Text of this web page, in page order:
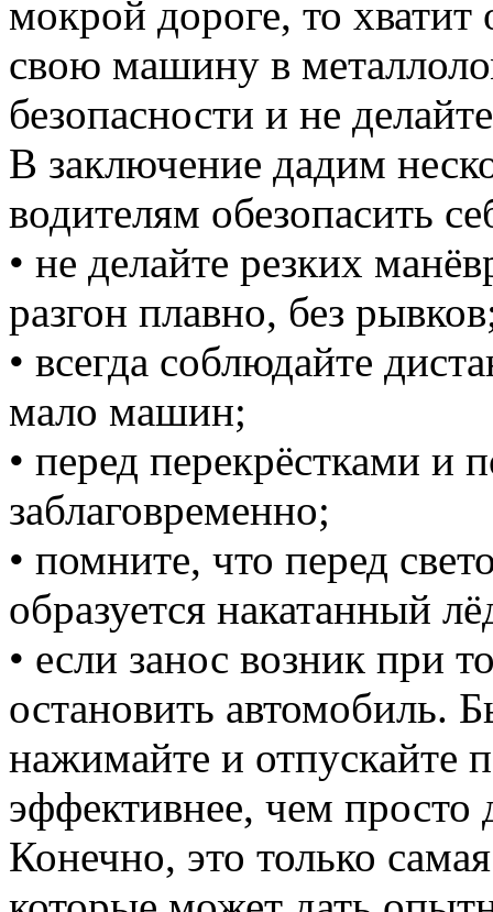
мокрой дороге, то хватит
свою машину в
безопасности и не
В заключение дадим
водителям обезопасить
• не делайте резких
разгон плавно, без
• всегда соблюдайте
мало машин;
• перед перекрёстками и
заблаговременно;
• помните, что перед
образуется накатанный
• если занос возник при
остановить автомобиль.
нажимайте и отпускайте
эффективнее, чем просто
Конечно, это только